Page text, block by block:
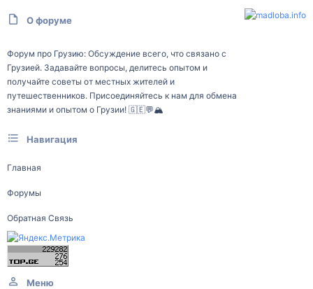
О форуме
Форум про Грузию: Обсуждение всего, что связано с
Грузией. Задавайте вопросы, делитесь опытом и
получайте советы от местных жителей и
путешественников. Присоединяйтесь к нам для обмена
знаниями и опытом о Грузии! 🇬🇪💬🏔️
Навигация
Главная
Форумы
Обратная Связь
Меню